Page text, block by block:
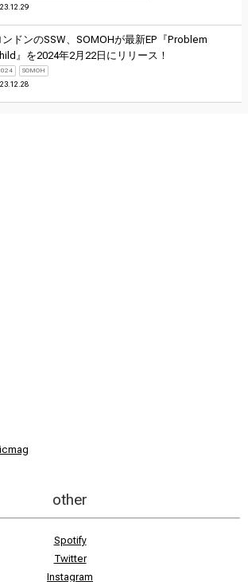
ンドンのSSW、SOMOHが最新EP『Problem
』を2024年2月22日にリリース！
SOMOH
other
Spotify
Twitter
Instagram